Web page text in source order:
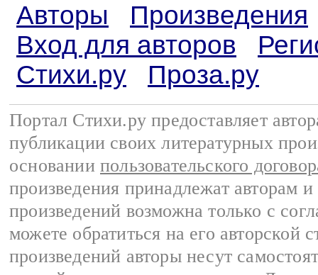
Авторы
Произведения
Вход для авторов
Стихи.ру
Проза.ру
Портал Стихи.ру предоставляет
публикации своих литературных
основании пользовательского
произведения принадлежат авторам
произведений возможна только с
можете обратиться на его авторской
произведений авторы несут